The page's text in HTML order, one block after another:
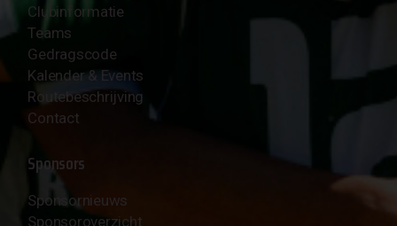
Clubinformatie
Teams
Gedragscode
Kalender & Events
Routebeschrijving
Contact
Sponsors
Sponsornieuws
Sponsoroverzicht